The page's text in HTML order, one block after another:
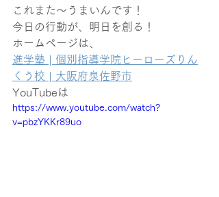
これまた～うまいんです！
今日の行動が、明日を創る！
ホームページは、
進学塾 | 個別指導学院ヒーローズりん
くう校 | 大阪府泉佐野市
YouTubeは
https://www.youtube.com/watch?
v=pbzYKKr89uo